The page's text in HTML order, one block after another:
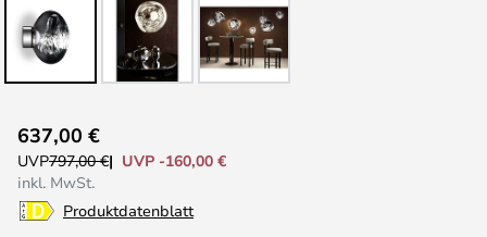
Anfang
der
Bildgalerie
springen
637,00 €
UVP797,00 €
UVP -160,00 €
inkl. MwSt.
Produktdatenblatt